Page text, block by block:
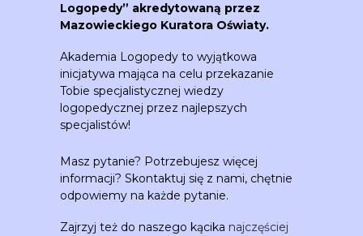
Logopedy” akredytowaną przez
Mazowieckiego Kuratora Oświaty.
Akademia Logopedy to wyjątkowa
inicjatywa mająca na celu przekazanie
Tobie specjalistycznej wiedzy
logopedycznej przez najlepszych
specjalistów!
Masz pytanie? Potrzebujesz więcej
informacji? Skontaktuj się z nami, chętnie
odpowiemy na każde pytanie.
Zajrzyj też do naszego kącika najczęściej